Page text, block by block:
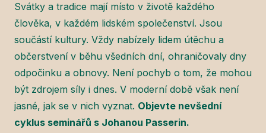
Svátky a tradice mají místo v životě každého
člověka, v každém lidském společenství. Jsou
součástí kultury. Vždy nabízely lidem útěchu a
občerstvení v běhu všedních dní, ohraničovaly dny
odpočinku a obnovy. Není pochyb o tom, že mohou
být zdrojem síly i dnes. V moderní době však není
jasné, jak se v nich vyznat. Objevte nevšední
cyklus seminářů s Johanou Passerin.